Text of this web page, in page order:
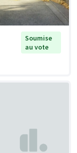
Soumise
au vote